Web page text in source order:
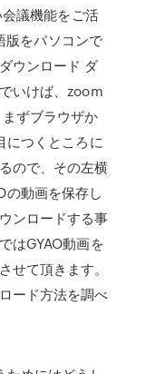
議機能をご活
版をパソコンで
ウンロード ダ
いけば、zoom
ずブラウザか
につくところに
ので、その左横
動画を保存し
ンロードする事
はGYAO動画を
せて頂きます。
ード方法を調べ